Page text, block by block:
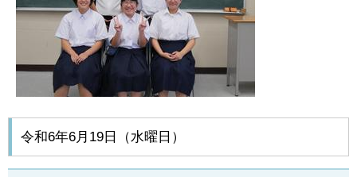
令和6年6月19日（水曜日）